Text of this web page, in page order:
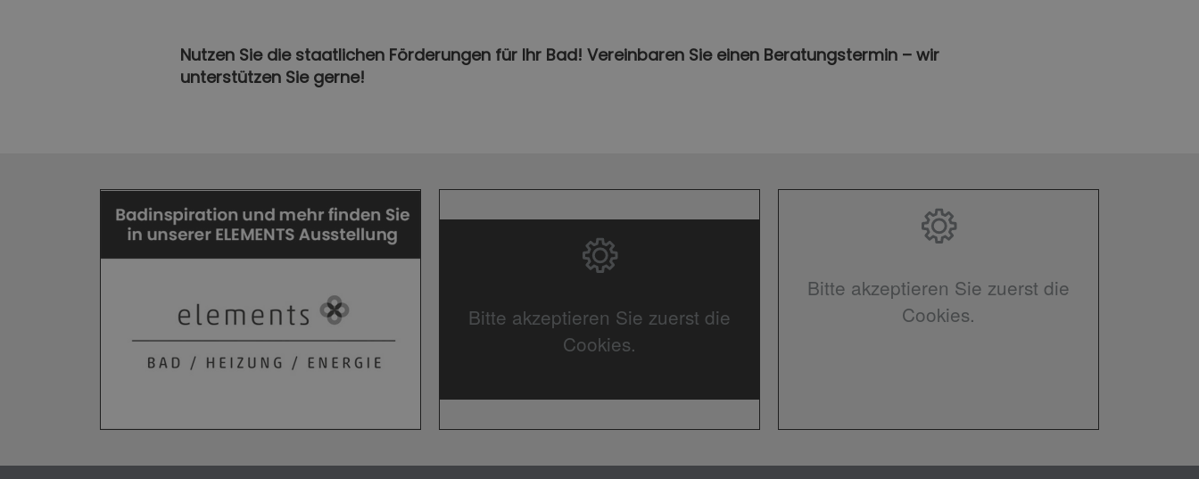
Nutzen Sie die staatlichen Förderungen für Ihr Bad! Vereinbaren Sie einen Beratungstermin – wir
unterstützen Sie gerne!
Bitte akzeptieren Sie zuerst die
Cookies.
Bitte akzeptieren Sie zuerst die
Cookies.